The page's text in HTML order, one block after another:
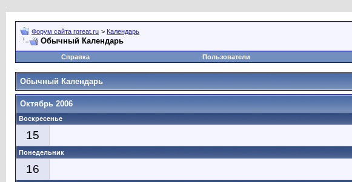
Форум сайта rgreat.ru > Календарь
Обычный Календарь
Справка
Пользователи
Обычный Календарь
Октябрь 2006
Воскресенье
15
Понедельник
16